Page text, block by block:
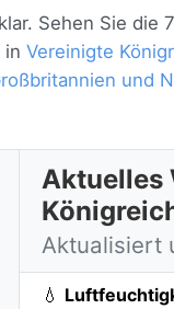
Sehen Sie
in Vereinigte
und
Aktuelles
Aktualisiert
💧